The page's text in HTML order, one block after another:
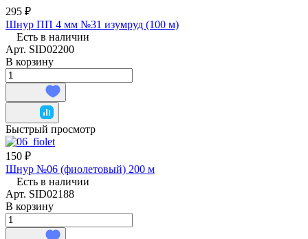
295 ₽
Шнур ПП 4 мм №31 изумруд (100 м)
Есть в наличии
Арт. SID02200
В корзину
Быстрый просмотр
150 ₽
Шнур №06 (фиолетовый) 200 м
Есть в наличии
Арт. SID02188
В корзину